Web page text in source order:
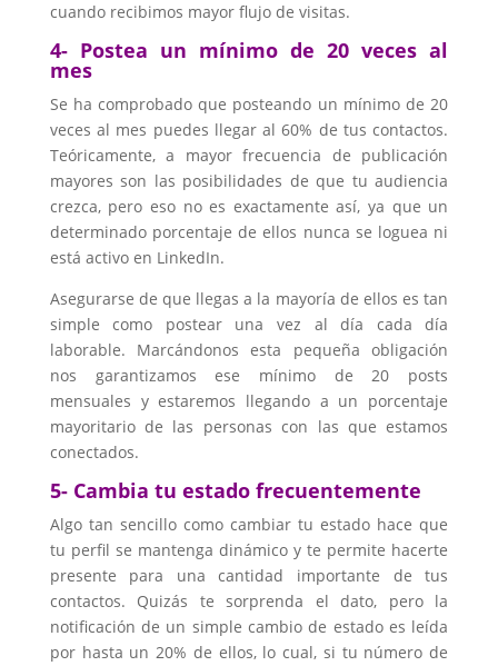
cuando recibimos mayor flujo de visitas.
4- Postea un mínimo de 20 veces al
mes
Se ha comprobado que posteando un mínimo de 20
veces al mes puedes llegar al 60% de tus contactos.
Teóricamente, a mayor frecuencia de publicación
mayores son las posibilidades de que tu audiencia
crezca, pero eso no es exactamente así, ya que un
determinado porcentaje de ellos nunca se loguea ni
está activo en LinkedIn.
Asegurarse de que llegas a la mayoría de ellos es tan
simple como postear una vez al día cada día
laborable. Marcándonos esta pequeña obligación
nos garantizamos ese mínimo de 20 posts
mensuales y estaremos llegando a un porcentaje
mayoritario de las personas con las que estamos
conectados.
5- Cambia tu estado frecuentemente
Algo tan sencillo como cambiar tu estado hace que
tu perfil se mantenga dinámico y te permite hacerte
presente para una cantidad importante de tus
contactos. Quizás te sorprenda el dato, pero la
notificación de un simple cambio de estado es leída
por hasta un 20% de ellos, lo cual, si tu número de